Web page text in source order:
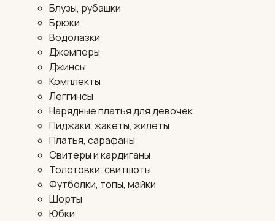
Блузы, рубашки
Брюки
Водолазки
Джемперы
Джинсы
Комплекты
Леггинсы
Нарядные платья для девочек
Пиджаки, жакеты, жилеты
Платья, сарафаны
Свитеры и кардиганы
Толстовки, свитшоты
Футболки, топы, майки
Шорты
Юбки